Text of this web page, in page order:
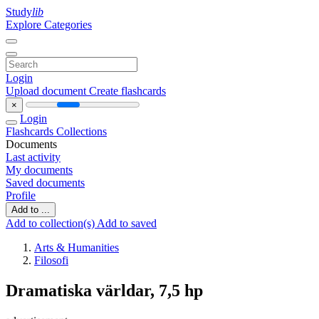
Studylib
Explore Categories
Login
Upload document Create flashcards
×
Login
Flashcards Collections
Documents
Last activity
My documents
Saved documents
Profile
Add to ...
Add to collection(s) Add to saved
Arts & Humanities
Filosofi
Dramatiska världar, 7,5 hp